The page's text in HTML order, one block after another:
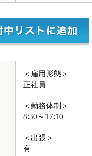
＜雇用形態＞
正社員
＜勤務体制＞
8:30～17:10
＜出張＞
有